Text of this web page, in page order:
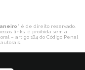
" é de direito reservado.
links, é proibida sem a
– artigo 184 do Código Penal